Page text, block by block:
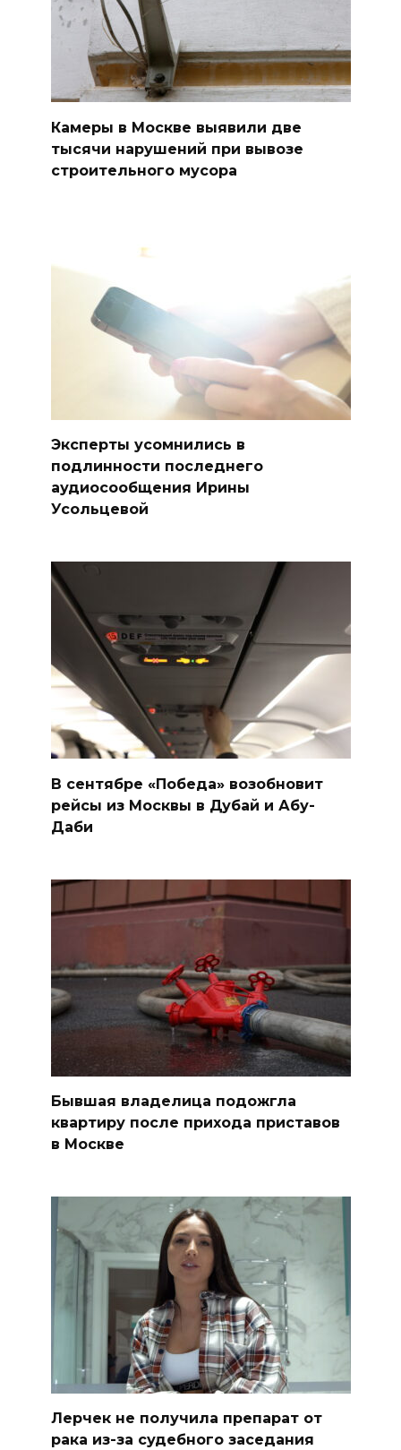
Камеры в Москве выявили две
тысячи нарушений при вывозе
строительного мусора
Эксперты усомнились в
подлинности последнего
аудиосообщения Ирины
Усольцевой
В сентябре «Победа» возобновит
рейсы из Москвы в Дубай и Абу-
Даби
Бывшая владелица подожгла
квартиру после прихода приставов
в Москве
Лерчек не получила препарат от
рака из-за судебного заседания